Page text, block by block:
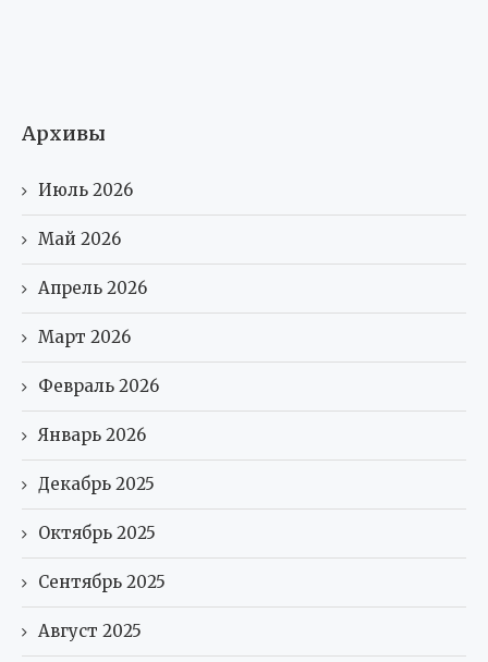
Архивы
Июль 2026
Май 2026
Апрель 2026
Март 2026
Февраль 2026
Январь 2026
Декабрь 2025
Октябрь 2025
Сентябрь 2025
Август 2025